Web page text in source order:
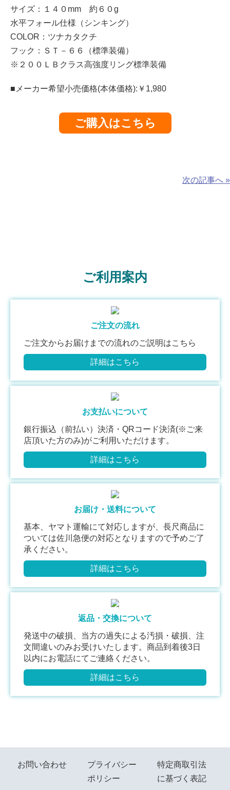
サイズ：１４０mm 約６０g
水平フォール仕様（シンキング）
COLOR：ツナカタクチ
フック：ＳＴ－６６（標準装備）
※２００ＬＢクラス高強度リング標準装備
■メーカー希望小売価格(本体価格):￥1,980
ご購入はこちら
次の記事へ »
ご利用案内
ご注文の流れ
ご注文からお届けまでの流れのご説明はこちら
詳細はこちら
お支払いについて
銀行振込（前払い）決済・QRコード決済(※ご来
店頂いた方のみ)がご利用いただけます。
詳細はこちら
お届け・送料について
基本、ヤマト運輸にて対応しますが、長尺商品に
ついては佐川急便の対応となりますので予めご了
承ください。
詳細はこちら
返品・交換について
発送中の破損、当方の過失による汚損・破損、注
文間違いのみお受けいたします。商品到着後3日
以内にお電話にてご連絡ください。
詳細はこちら
お問い合わせ
プライバシー
ポリシー
特定商取引法
に基づく表記